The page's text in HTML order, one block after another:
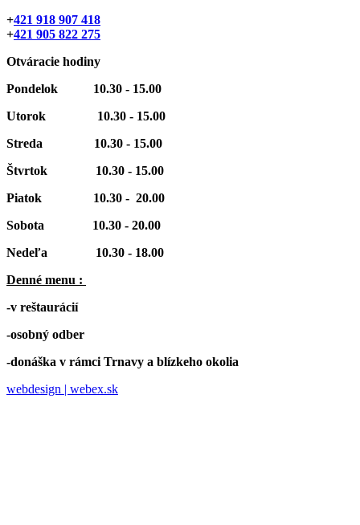
+421 918 907 418
+421 905 822 275
Otváracie hodiny
Pondelok 10.30 - 15.00
Utorok 10.30 - 15.00
Streda 10.30 - 15.00
Štvrtok 10.30 - 15.00
Piatok 10.30 - 20.00
Sobota 10.30 - 20.00
Nedeľa 10.30 - 18.00
Denné menu :
-v reštaurácií
-osobný odber
-donáška v rámci Trnavy a blízkeho okolia
webdesign | webex.sk